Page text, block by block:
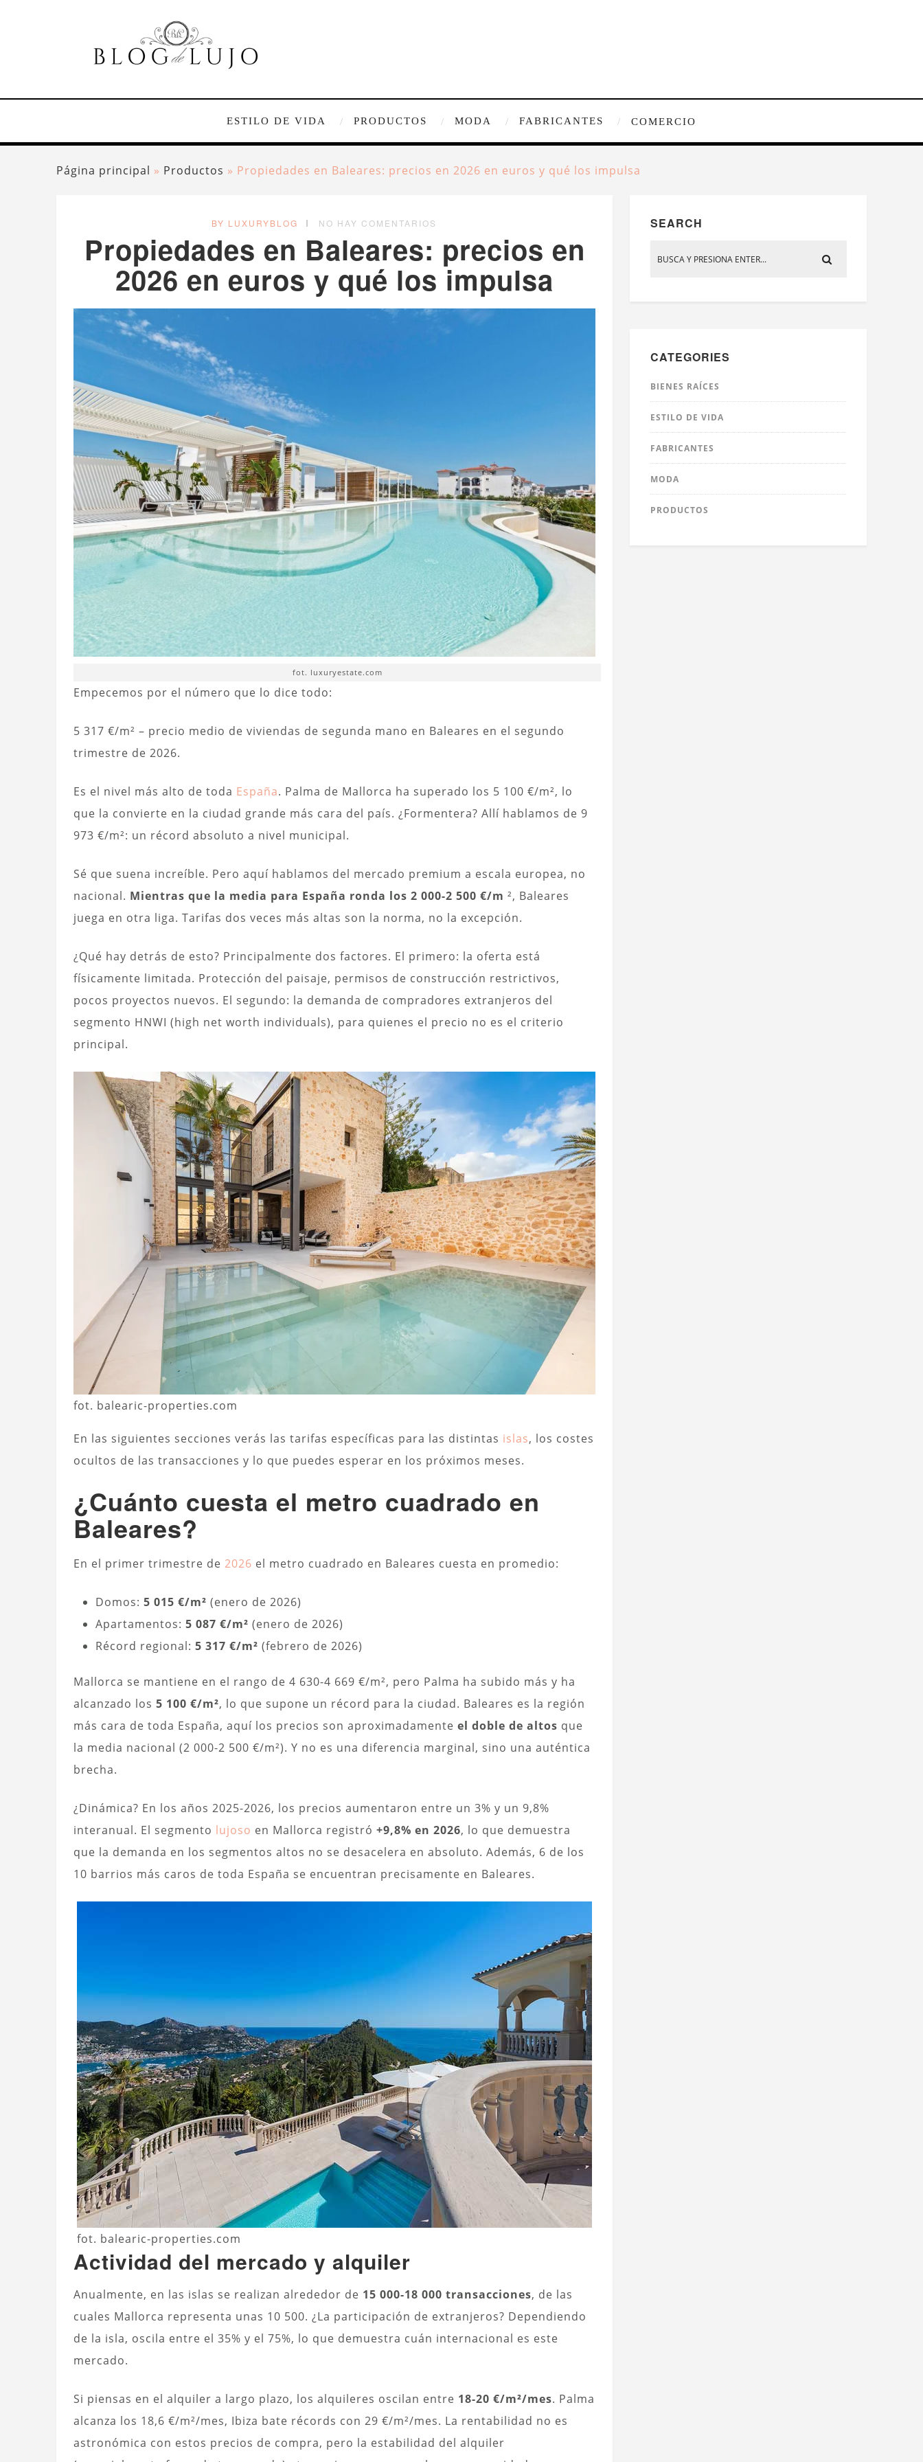
ESTILO DE VIDA PRODUCTOS MODA FABRICANTES COMERCIO
Página principal » Productos » Propiedades en Baleares: precios en 2026 en euros y qué los impulsa
BY LUXURYBLOG NO HAY COMENTARIOS
Propiedades en Baleares: precios en
2026 en euros y qué los impulsa
fot. luxuryestate.com
Empecemos por el número que lo dice todo:
5 317 €/m² – precio medio de viviendas de segunda mano en Baleares en el segundo
trimestre de 2026.
Es el nivel más alto de toda España. Palma de Mallorca ha superado los 5 100 €/m², lo
que la convierte en la ciudad grande más cara del país. ¿Formentera? Allí hablamos de 9
973 €/m²: un récord absoluto a nivel municipal.
Sé que suena increíble. Pero aquí hablamos del mercado premium a escala europea, no
nacional. Mientras que la media para España ronda los 2 000-2 500 €/m ², Baleares
juega en otra liga. Tarifas dos veces más altas son la norma, no la excepción.
¿Qué hay detrás de esto? Principalmente dos factores. El primero: la oferta está
físicamente limitada. Protección del paisaje, permisos de construcción restrictivos,
pocos proyectos nuevos. El segundo: la demanda de compradores extranjeros del
segmento HNWI (high net worth individuals), para quienes el precio no es el criterio
principal.
fot. balearic-properties.com
En las siguientes secciones verás las tarifas específicas para las distintas islas, los costes
ocultos de las transacciones y lo que puedes esperar en los próximos meses.
¿Cuánto cuesta el metro cuadrado en
Baleares?
En el primer trimestre de 2026 el metro cuadrado en Baleares cuesta en promedio:
Domos: 5 015 €/m² (enero de 2026)
Apartamentos: 5 087 €/m² (enero de 2026)
Récord regional: 5 317 €/m² (febrero de 2026)
Mallorca se mantiene en el rango de 4 630-4 669 €/m², pero Palma ha subido más y ha
alcanzado los 5 100 €/m², lo que supone un récord para la ciudad. Baleares es la región
más cara de toda España, aquí los precios son aproximadamente el doble de altos que
la media nacional (2 000-2 500 €/m²). Y no es una diferencia marginal, sino una auténtica
brecha.
¿Dinámica? En los años 2025-2026, los precios aumentaron entre un 3% y un 9,8%
interanual. El segmento lujoso en Mallorca registró +9,8% en 2026, lo que demuestra
que la demanda en los segmentos altos no se desacelera en absoluto. Además, 6 de los
10 barrios más caros de toda España se encuentran precisamente en Baleares.
fot. balearic-properties.com
Actividad del mercado y alquiler
Anualmente, en las islas se realizan alrededor de 15 000-18 000 transacciones, de las
cuales Mallorca representa unas 10 500. ¿La participación de extranjeros? Dependiendo
de la isla, oscila entre el 35% y el 75%, lo que demuestra cuán internacional es este
mercado.
Si piensas en el alquiler a largo plazo, los alquileres oscilan entre 18-20 €/m²/mes. Palma
alcanza los 18,6 €/m²/mes, Ibiza bate récords con 29 €/m²/mes. La rentabilidad no es
astronómica con estos precios de compra, pero la estabilidad del alquiler
SEARCH
CATEGORIES
BIENES RAÍCES
ESTILO DE VIDA
FABRICANTES
MODA
PRODUCTOS